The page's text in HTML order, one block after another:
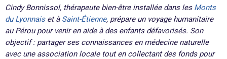
Cindy Bonnissol, thérapeute bien-être installée dans les Monts
du Lyonnaiset à Saint-Étienne, prépare un voyage humanitaire
au Pérou pour venir en aide à des enfants défavorisés. Son
objectif : partager ses connaissances en médecine naturelle
avec une association locale tout en collectant des fonds pour